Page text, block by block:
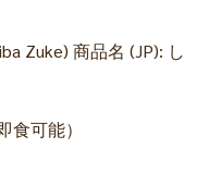
Zuke) 商品名 (JP): し
食可能）